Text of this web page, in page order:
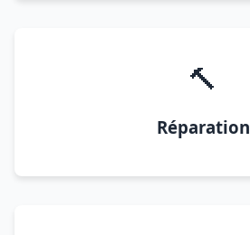
🔨
Réparation